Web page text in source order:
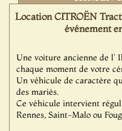
Location CITROËN
événement
Une voiture ancienne de l'
chaque moment de votre
Un véhicule de caractère
des mariés.
Ce véhicule intervient
Rennes, Saint-Malo ou